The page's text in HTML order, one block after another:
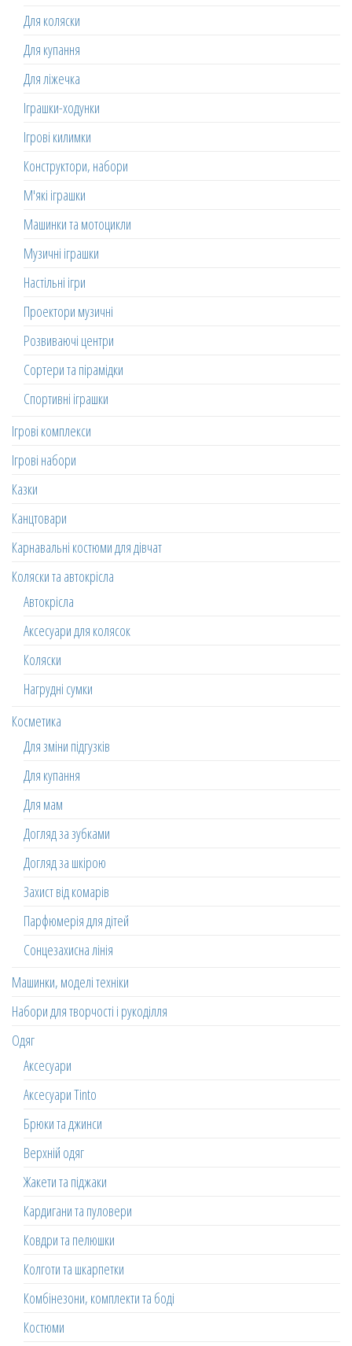
Для коляски
Для купання
Для ліжечка
Іграшки-ходунки
Ігрові килимки
Конструктори, набори
М'які іграшки
Машинки та мотоцикли
Музичні іграшки
Настільні ігри
Проектори музичні
Розвиваючі центри
Сортери та пірамідки
Спортивні іграшки
Ігрові комплекси
Ігрові набори
Казки
Канцтовари
Карнавальні костюми для дівчат
Коляски та автокрісла
Автокрісла
Аксесуари для колясок
Коляски
Нагрудні сумки
Косметика
Для зміни підгузків
Для купання
Для мам
Догляд за зубками
Догляд за шкірою
Захист від комарів
Парфюмерія для дітей
Сонцезахисна лінія
Машинки, моделі техніки
Набори для творчості і рукоділля
Одяг
Аксесуари
Аксесуари Tinto
Брюки та джинси
Верхній одяг
Жакети та піджаки
Кардигани та пуловери
Ковдри та пелюшки
Колготи та шкарпетки
Комбінезони, комплекти та боді
Костюми